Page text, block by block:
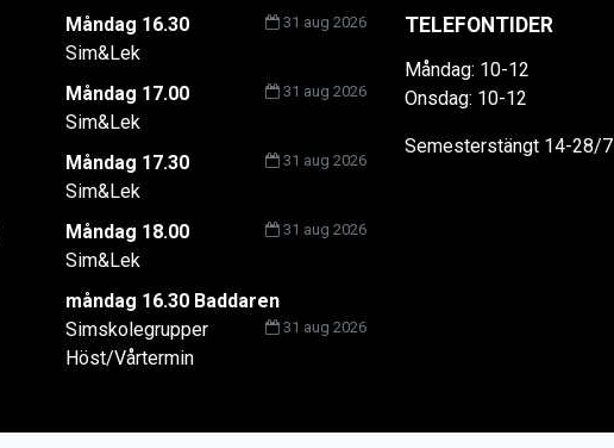
Måndag 16.30 31 aug 2026
Sim&Lek
Måndag 17.00
31 aug 2026
Sim&Lek
Måndag 17.30
31 aug 2026
Sim&Lek
Måndag 18.00
31 aug 2026
Sim&Lek
måndag 16.30 Baddaren
31 aug 2026
Simskolegrupper
Höst/Vårtermin
TELEFONTIDER
Måndag: 10-12
Onsdag: 10-12
Semesterstängt 14-28/7